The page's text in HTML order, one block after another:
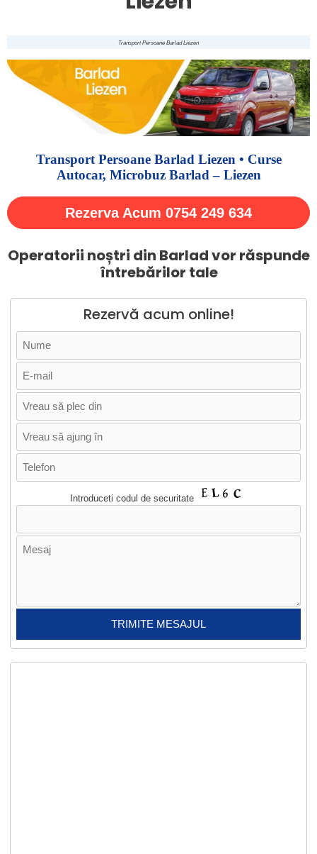
Transport Persoane Barlad Liezen
Transport Persoane Barlad Liezen • Curse
Autocar, Microbuz Barlad – Liezen
Rezerva Acum 0754 249 634
Operatorii noștri din Barlad vor răspunde
întrebărilor tale
Rezervă acum online!
Introduceti codul de securitate